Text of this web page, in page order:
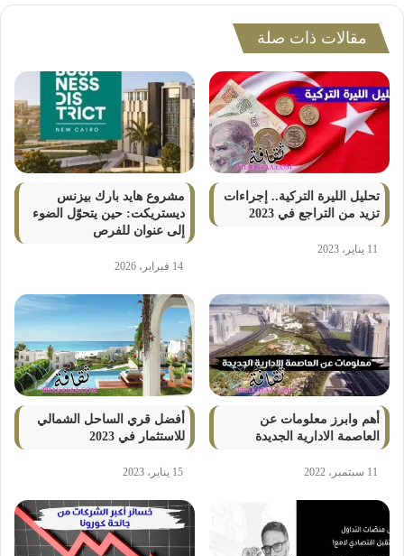
مقالات ذات صلة
تحليل الليرة التركية.. إجراءات
تزيد من التراجع في 2023
11 يناير، 2023
مشروع هايد بارك بيزنس
ديستريكت: حين يتحوّل الضوء
إلى عنوان للفرص
14 فبراير، 2026
أهم وابرز معلومات عن
العاصمة الادارية الجديدة
11 سبتمبر، 2022
أفضل قري الساحل الشمالي
للاستثمار في 2023
15 يناير، 2023